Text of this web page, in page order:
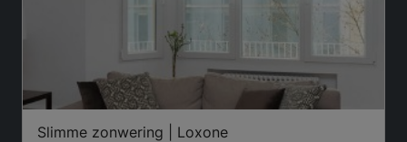
Slimme zonwering | Loxone